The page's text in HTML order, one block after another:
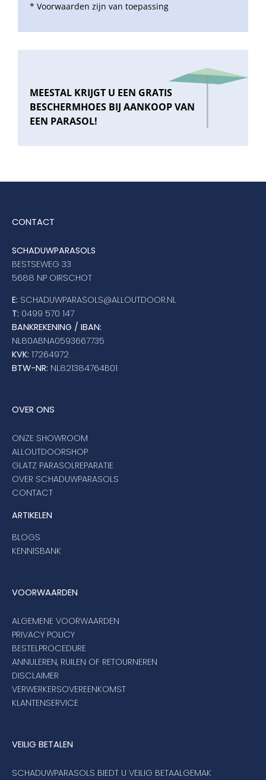
* Voorwaarden zijn van toepassing
MEESTAL KRIJGT U EEN GRATIS
BESCHERMHOES BIJ AANKOOP VAN
EEN PARASOL!
CONTACT
SCHADUWPARASOLS
BESTSEWEG 33
5688 NP OIRSCHOT
E: SCHADUWPARASOLS@ALLOUTDOOR.NL
T: 0499 570 147
BANKREKENING / IBAN:
NL80ABNA0593667735
KVK: 17264972
BTW-NR: NL821384764B01
OVER ONS
ONZE SHOWROOM
ALLOUTDOORSHOP
GLATZ PARASOLREPARATIE
OVER SCHADUWPARASOLS
CONTACT
ARTIKELEN
BLOGS
KENNISBANK
VOORWAARDEN
ALGEMENE VOORWAARDEN
PRIVACY POLICY
BESTELPROCEDURE
ANNULEREN, RUILEN OF RETOURNEREN
DISCLAIMER
VERWERKERSOVEREENKOMST
KLANTENSERVICE
VEILIG BETALEN
SCHADUWPARASOLS BIEDT U VEILIG BETAALGEMAK